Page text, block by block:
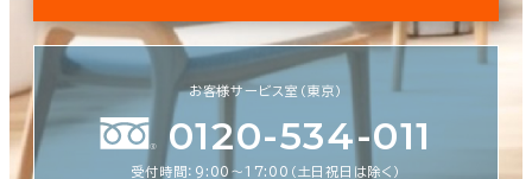
お客様サービス室（東京）
0120-534-011
受付時間：9:00〜17:00（土日祝日は除く）